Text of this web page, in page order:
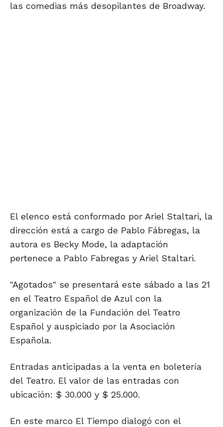
las comedias más desopilantes de Broadway.
El elenco está conformado por Ariel Staltari, la
dirección está a cargo de Pablo Fábregas, la
autora es Becky Mode, la adaptación
pertenece a Pablo Fabregas y Ariel Staltari.
"Agotados" se presentará este sábado a las 21
en el Teatro Español de Azul con la
organización de la Fundación del Teatro
Español y auspiciado por la Asociación
Española.
Entradas anticipadas a la venta en boletería
del Teatro. El valor de las entradas con
ubicación: $ 30.000 y $ 25.000.
En este marco El Tiempo dialogó con el